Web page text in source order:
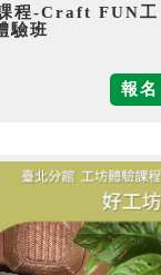
程-Craft FUN工
驗班
報名